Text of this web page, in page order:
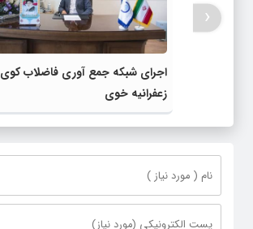
اجرای شبکه جمع آوری فاضلاب کوی
زعفرانیه خوی
‹